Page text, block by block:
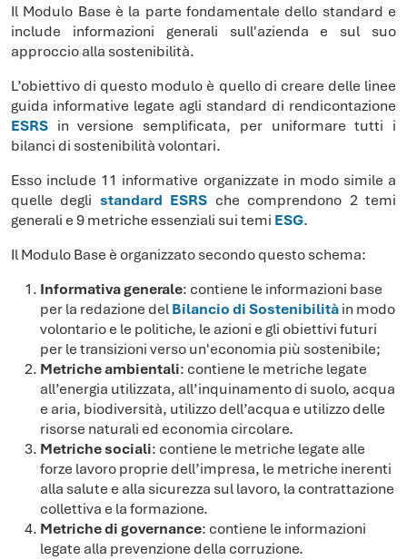
Il Modulo Base è la parte fondamentale dello standard e
include informazioni generali sull'azienda e sul suo
approccio alla sostenibilità.
L’obiettivo di questo modulo è quello di creare delle linee
guida informative legate agli standard di rendicontazione
ESRS in versione semplificata, per uniformare tutti i
bilanci di sostenibilità volontari.
Esso include 11 informative organizzate in modo simile a
quelle degli standard ESRS che comprendono 2 temi
generali e 9 metriche essenziali sui temi ESG.
Il Modulo Base è organizzato secondo questo schema:
Informativa generale: contiene le informazioni base
per la redazione delBilancio di Sostenibilitàin modo
volontario e le politiche, le azioni e gli obiettivi futuri
per le transizioni verso un'economia più sostenibile;
Metriche ambientali: contiene le metriche legate
all’energia utilizzata, all’inquinamento di suolo, acqua
e aria, biodiversità, utilizzo dell’acqua e utilizzo delle
risorse naturali ed economia circolare.
Metriche sociali: contiene le metriche legate alle
forze lavoro proprie dell’impresa, le metriche inerenti
alla salute e alla sicurezza sul lavoro, la contrattazione
collettiva e la formazione.
Metriche di governance: contiene le informazioni
legate alla prevenzione della corruzione.